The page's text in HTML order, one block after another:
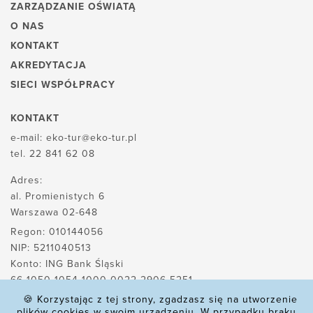
ZARZĄDZANIE OŚWIATĄ
O NAS
KONTAKT
AKREDYTACJA
SIECI WSPÓŁPRACY
KONTAKT
e-mail: eko-tur@eko-tur.pl
tel. 22 841 62 08
Adres:
al. Promienistych 6
Warszawa 02-648
Regon: 010144056
NIP: 5211040513
Konto: ING Bank Śląski
66 1050 1054 1000 0022 2906 5251
🍪 Korzystając z tej strony, zgadzasz się na utworzenie